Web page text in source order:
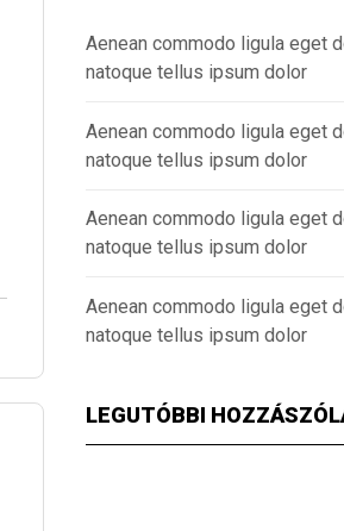
Aenean commodo ligula eget
natoque tellus ipsum dolor
Aenean commodo ligula eget
natoque tellus ipsum dolor
Aenean commodo ligula eget
natoque tellus ipsum dolor
Aenean commodo ligula eget
natoque tellus ipsum dolor
LEGUTÓBBI